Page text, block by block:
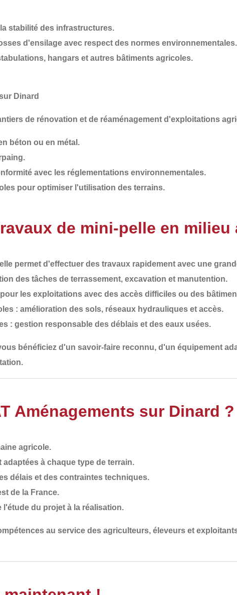
stabilité des infrastructures.
d'ensilage avec respect des normes environnementales.
hangars et autres bâtiments agricoles.
Dinard
de rénovation et de réaménagement d'exploitations
béton ou en métal.
avec les réglementations environnementales.
pour optimiser l'utilisation des terrains.
de mini-pelle en milieu
permet d'effectuer des travaux rapidement avec une
des tâches de terrassement, excavation et manutention.
les exploitations avec des accès difficiles ou des
: amélioration des sols, réseaux hydrauliques et accès.
: gestion responsable des déblais et des eaux usées.
bénéficiez d'un savoir-faire reconnu, d'un équipement
Aménagements sur Dinard ?
agricole.
à chaque type de terrain.
délais et des contraintes techniques.
de la France.
l'étude du projet à la réalisation.
au service des agriculteurs, éleveurs et